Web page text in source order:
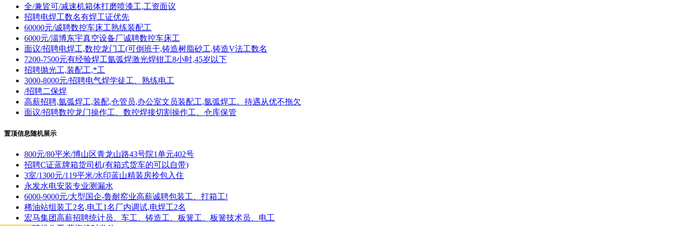
全/兼皆可/减速机箱体打磨喷漆工,工资面议
招聘电焊工数名有焊工证优先
60000元/诚聘数控车床工熟练装配工
6000元/淄博东宇真空设备厂诚聘数控车床工
面议/招聘电焊工,数控龙门工(可倒班干,铸造树脂砂工,铸造V法工数名
7200-7500元有经验焊工氩弧焊激光焊钳工8小时,45岁以下
招聘抛光工,装配工,*工
3000-8000元/招聘电气焊学徒工、熟练电工
/招聘二保焊
高薪招聘,氩弧焊工,装配,仓管员,办公室文员装配工,氩弧焊工。待遇从优不拖欠
面议/招聘数控龙门操作工、数控焊接切割操作工、仓库保管
置顶信息随机展示
800元/80平米/博山区青龙山路43号院1单元402号
招聘C证蓝牌箱货司机(有箱式货车的可以自带)
3室/1300元/119平米/水印蓝山精装房拎包入住
永发水电安装专业测漏水
6000-9000元/大型国企-鲁耐窑业高薪诚聘包装工、打箱工!
稀油站组装工2名,电工1名厂内调试,电焊工2名
宏马集团高薪招聘统计员、车工、铸造工、板簧工、板簧技术员、电工